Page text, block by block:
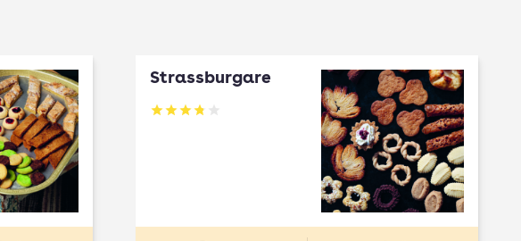
Strassburgare
Betyg: 3.78 av 5